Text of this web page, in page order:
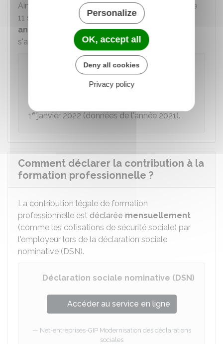
Ainsi, lorsque son effectif repasse sous le seuil de
11 salariés, l'entreprise disposeà nouveau de 5
ans
avant d'être soumise au taux de
s'applique aux entreprises de 11 salariés et plus
Exemple
Un employeur sous le seuil de 11 salariés au
janvier 2021 (effectif calculé avec les
données de l'année 2020) franchit ce seuil au
1erjanvier 2022 (données de l'année 2021).
Comment déclarer la contribution à la
formation professionnelle ?
La contribution légale de formation
professionnelle est déclarée mensuellement
(comme les cotisations de sécurité sociale) par
l'employeur lors de la déclaration sociale
nominative (DSN).
Déclaration sociale nominative (DSN)
Accéder au service en ligne
Net-entreprises-GIP Modernisation des déclarations
sociales
Personalize
OK, accept all
Deny all cookies
Privacy policy